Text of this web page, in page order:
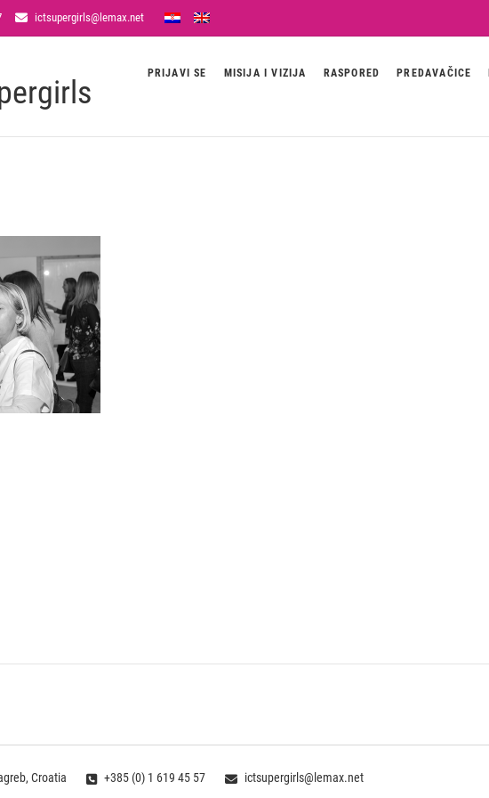
ictsupergirls@lemax.net
PRIJAVI SE MISIJA I VIZIJA RASPORED PREDAVAČICE
Croatia +385 (0) 1 619 45 57 ictsupergirls@lemax.net